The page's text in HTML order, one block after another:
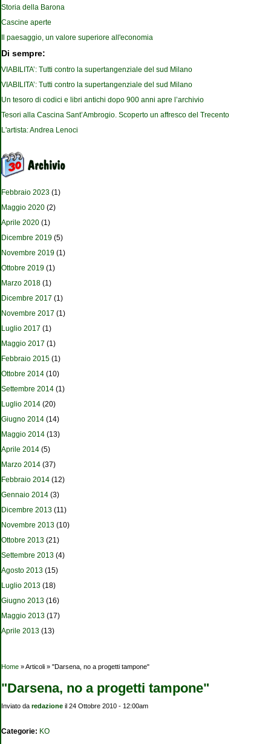
Storia della Barona
Cascine aperte
Il paesaggio, un valore superiore all'economia
Di sempre:
VIABILITA’: Tutti contro la supertangenziale del sud Milano
VIABILITA’: Tutti contro la supertangenziale del sud Milano
Un tesoro di codici e libri antichi dopo 900 anni apre l’archivio
Tesori alla Cascina Sant’Ambrogio. Scoperto un affresco del Trecento
L'artista: Andrea Lenoci
Febbraio 2023 (1)
Maggio 2020 (2)
Aprile 2020 (1)
Dicembre 2019 (5)
Novembre 2019 (1)
Ottobre 2019 (1)
Marzo 2018 (1)
Dicembre 2017 (1)
Novembre 2017 (1)
Luglio 2017 (1)
Maggio 2017 (1)
Febbraio 2015 (1)
Ottobre 2014 (10)
Settembre 2014 (1)
Luglio 2014 (20)
Giugno 2014 (14)
Maggio 2014 (13)
Aprile 2014 (5)
Marzo 2014 (37)
Febbraio 2014 (12)
Gennaio 2014 (3)
Dicembre 2013 (11)
Novembre 2013 (10)
Ottobre 2013 (21)
Settembre 2013 (4)
Agosto 2013 (15)
Luglio 2013 (18)
Giugno 2013 (16)
Maggio 2013 (17)
Aprile 2013 (13)
Tu sei qui
Home » Articoli » "Darsena, no a progetti tampone"
"Darsena, no a progetti tampone"
Inviato da redazione il 24 Ottobre 2010 - 12:00am
Categorie: KO